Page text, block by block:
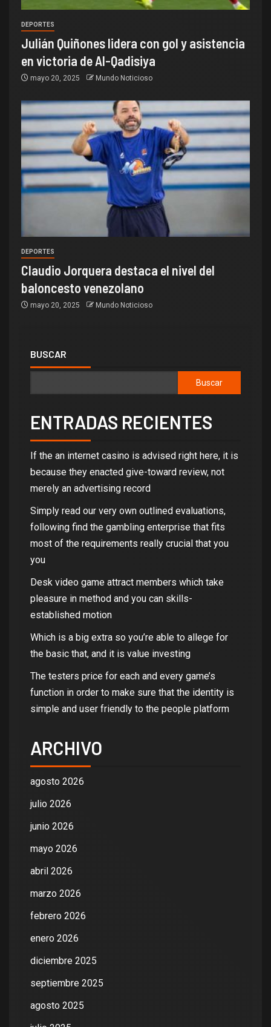
DEPORTES
Julián Quiñones lidera con gol y asistencia
en victoria de Al-Qadisiya
mayo 20, 2025 Mundo Noticioso
DEPORTES
Claudio Jorquera destaca el nivel del
baloncesto venezolano
mayo 20, 2025 Mundo Noticioso
BUSCAR
Buscar
ENTRADAS RECIENTES
If the an internet casino is advised right here, it is
because they enacted give-toward review, not
merely an advertising record
Simply read our very own outlined evaluations,
following find the gambling enterprise that fits
most of the requirements really crucial that you
you
Desk video game attract members which take
pleasure in method and you can skills-
established motion
Which is a big extra so you’re able to allege for
the basic that, and it is value investing
The testers price for each and every game’s
function in order to make sure that the identity is
simple and user friendly to the people platform
ARCHIVO
agosto 2026
julio 2026
junio 2026
mayo 2026
abril 2026
marzo 2026
febrero 2026
enero 2026
diciembre 2025
septiembre 2025
agosto 2025